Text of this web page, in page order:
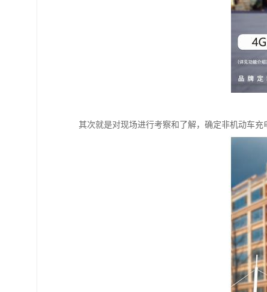
其次就是对现场进行考察和了解，确定非机动车